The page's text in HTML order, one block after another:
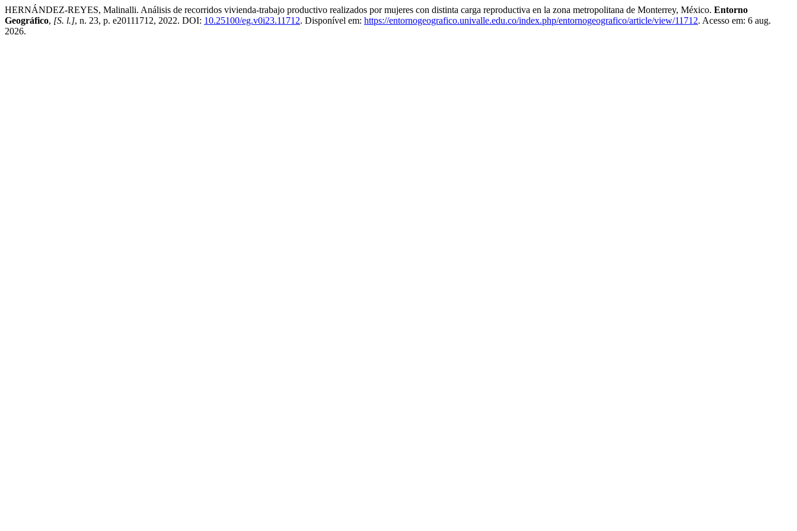
HERNÁNDEZ-REYES, Malinalli. Análisis de recorridos vivienda-trabajo productivo realizados por mujeres con distinta carga reproductiva en la zona metropolitana de Monterrey, México. Entorno
Geográfico, [S. l.], n. 23, p. e20111712, 2022. DOI: 10.25100/eg.v0i23.11712. Disponível em: https://entornogeografico.univalle.edu.co/index.php/entornogeografico/article/view/11712. Acesso em: 6 aug.
2026.